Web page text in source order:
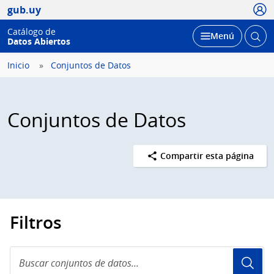
gub.uy
Catálogo de
Datos Abiertos
Desplegar
Menú Abrir
Inicio Conjuntos de Datos
Conjuntos de Datos
Compartir esta página
Filtros
conjuntos